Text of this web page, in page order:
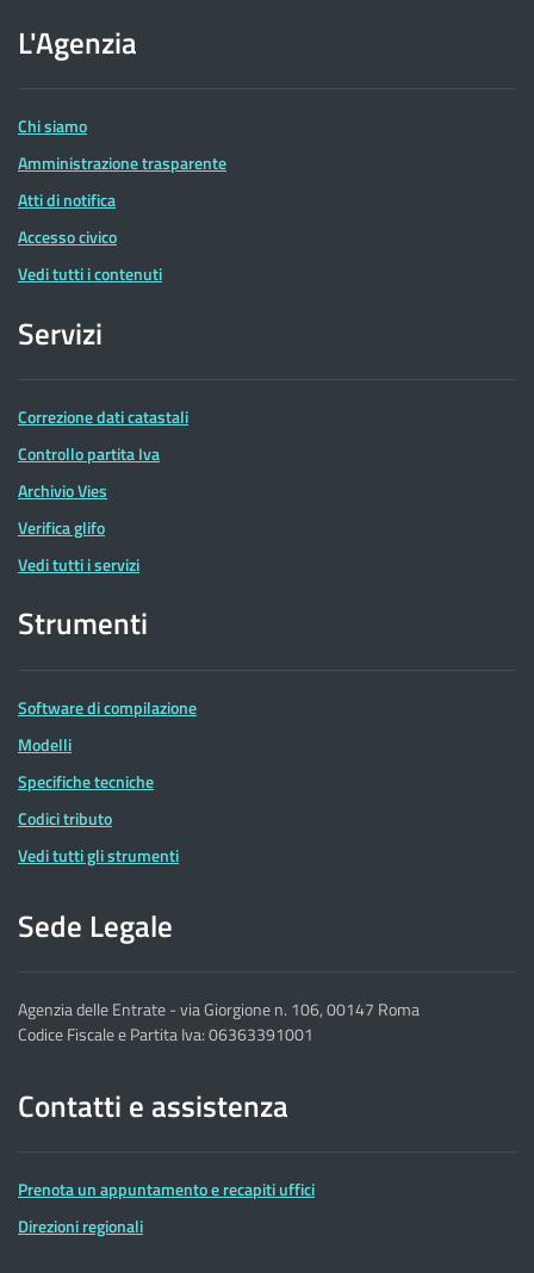
dell'Agenzia
delle
Entrate
L'Agenzia
Chi siamo
Amministrazione trasparente
Atti di notifica
Accesso civico
Vedi tutti i contenuti
Servizi
Correzione dati catastali
Controllo partita Iva
Archivio Vies
Verifica glifo
Vedi tutti i servizi
Strumenti
Software di compilazione
Modelli
Specifiche tecniche
Codici tributo
Vedi tutti gli strumenti
Sede Legale
Agenzia delle Entrate - via Giorgione n. 106, 00147 Roma
Codice Fiscale e Partita Iva: 06363391001
Contatti e assistenza
Prenota un appuntamento e recapiti uffici
Direzioni regionali